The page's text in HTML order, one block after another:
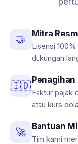
🤝 Mitra
Lisensi
dukungan
🇮🇩 Penagihan
Faktur pajak
atau kurs
🚀 Bantuan
Tim kami